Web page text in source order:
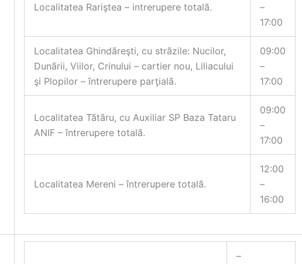
Localitatea Rariştea – intrerupere totalã.
–
17:00
Localitatea Ghindãreşti, cu strãzile: Nucilor,
Dunãrii, Viilor, Crinului – cartier nou, Liliacului
şi Plopilor – întrerupere parƫialã.
09:00
–
17:00
Localitatea Tãtãru, cu Auxiliar SP Baza Tataru
ANIF – întrerupere totalã.
09:00
–
17:00
Localitatea Mereni – întrerupere totalã.
12:00
–
16:00
–